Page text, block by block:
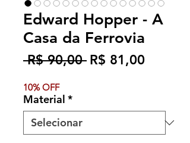
Edward Hopper - A
Casa da Ferrovia
R$ 90,00 Preço
R$ 81,00Preço
10% OFF
Material *